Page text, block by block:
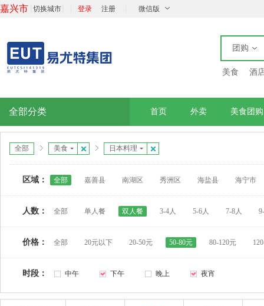
嘉兴市 切换城市 登录 注册 微信版
团购
美食 酒
全部分类 首页 外卖 美食团购
全部 美食 日本料理
区域： 全部 嘉善县 南湖区 秀洲区 海盐县 海宁市
人数： 全部 单人餐 双人餐 3-4人 5-6人 7-8人
价格： 全部 20元以下 20-50元 50-80元 80-120元
时段： 中午 下午 晚上 夜宵